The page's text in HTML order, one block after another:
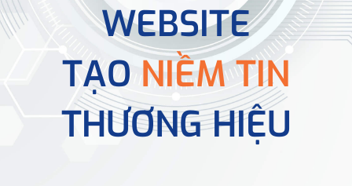
WEBSITE
TẠONIỀM TIN
THƯƠNG HIỆU